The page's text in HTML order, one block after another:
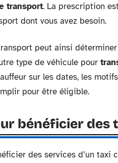
transport. La prescription
dont vous avez besoin.
peut ainsi
type de véhicule pour
sur les dates, les
pour être éligible.
bénéficier des
des services d’un taxi